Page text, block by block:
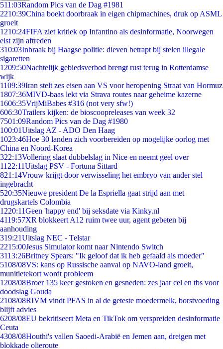
511:03Random Pics van de Dag #1981
2210:39China boekt doorbraak in eigen chipmachines, druk op ASML
groeit
1210:24FIFA ziet kritiek op Infantino als desinformatie, Noorwegen
eist zijn aftreden
310:03Inbraak bij Haagse politie: dieven betrapt bij stelen illegale
sigaretten
1209:50Nachtelijk gebiedsverbod brengt rust terug in Rotterdamse
wijk
1109:39Iran stelt zes eisen aan VS voor heropening Straat van Hormuz
1807:36MIVD-baas lekt via Strava routes naar geheime kazerne
1606:35VrijMiBabes #316 (not very sfw!)
606:30Trailers kijken: de bioscoopreleases van week 32
7501:09Random Pics van de Dag #1980
100:01Uitslag AZ - ADO Den Haag
1023:46Hoe 30 landen zich voorbereiden op mogelijke oorlog met
China en Noord-Korea
322:13Vollering slaat dubbelslag in Nice en neemt geel over
11 22:11Uitslag PSV - Fortuna Sittard
821:14Vrouw krijgt door verwisseling het embryo van ander stel
ingebracht
520:35Nieuwe president De la Espriella gaat strijd aan met
drugskartels Colombia
1220:11Geen 'happy end' bij seksdate via Kinky.nl
4119:57XR blokkeert A12 ruim twee uur, agent gebeten bij
aanhouding
319:21Uitslag NEC - Telstar
2215:00Jesus Simulator komt naar Nintendo Switch
3113:26Britney Spears: "Ik geloof dat ik heb gefaald als moeder"
5108/08VS: kans op Russische aanval op NAVO-land groeit,
munitietekort wordt probleem
1208/08Broer 135 keer gestoken en gesneden: zes jaar cel en tbs voor
doodslag Gouda
2108/08RIVM vindt PFAS in al de geteste moedermelk, borstvoeding
blijft advies
6208/08EU bekritiseert Meta en TikTok om verspreiden desinformatie
Ceuta
4308/08Houthi's vallen Saoedi-Arabië en Jemen aan, dreigen met
blokkade olieroute